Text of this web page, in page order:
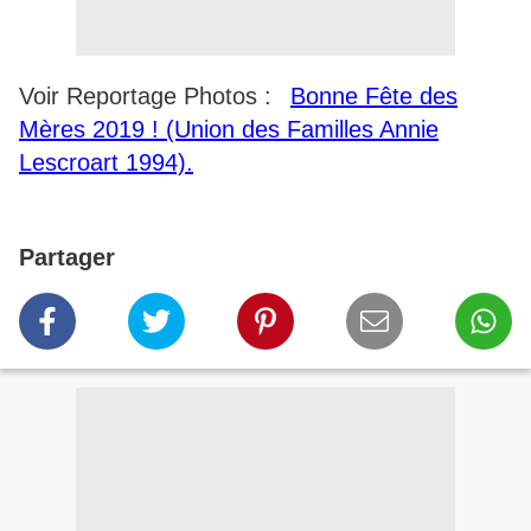
Voir Reportage Photos :
Bonne Fête des
Mères 2019 ! (Union des Familles Annie
Lescroart 1994).
Partager